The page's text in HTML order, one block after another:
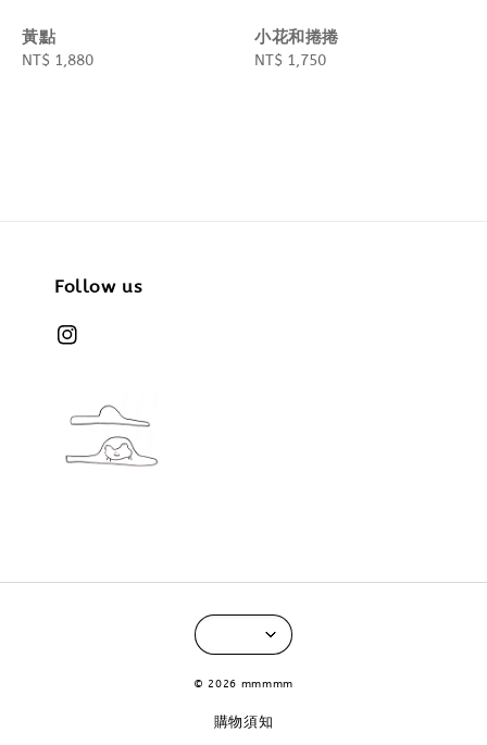
黃點
Regular
NT$ 1,880
小花和捲捲
Regular
NT$ 1,750
Follow us
© 2026 mmmmm
購物須知